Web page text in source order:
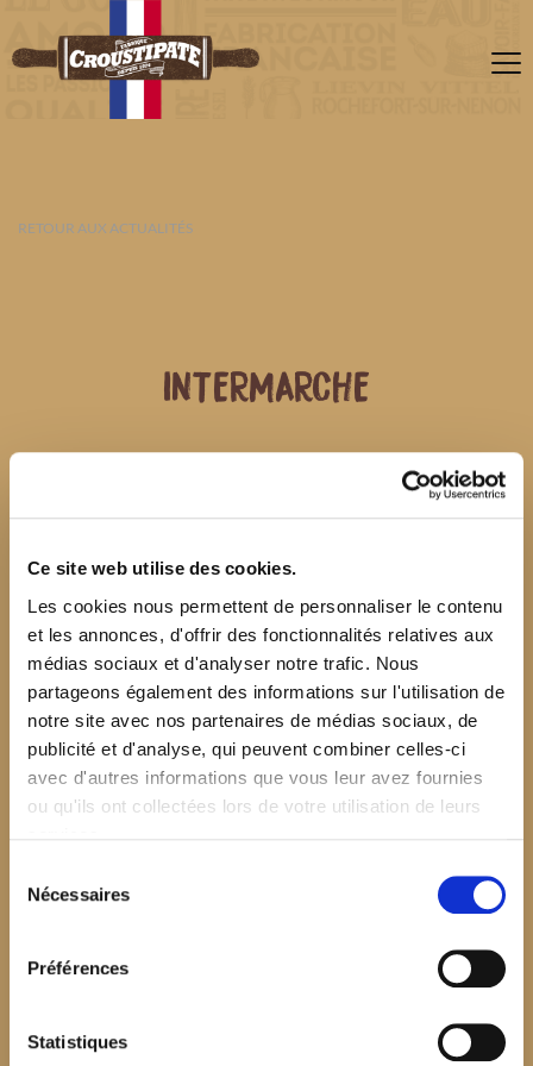
Ce site web utilise des cookies.
Les cookies nous permettent de personnaliser le contenu
et les annonces, d'offrir des fonctionnalités relatives aux
médias sociaux et d'analyser notre trafic. Nous
partageons également des informations sur l'utilisation de
notre site avec nos partenaires de médias sociaux, de
publicité et d'analyse, qui peuvent combiner celles-ci
avec d'autres informations que vous leur avez fournies
ou qu'ils ont collectées lors de votre utilisation de leurs
Nécessaires
Préférences
Statistiques
RETOUR AUX ACTUALITÉS
INTERMARCHE